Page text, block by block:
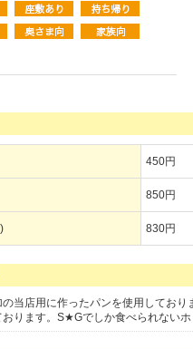
450円
850円
830円
当店用に作ったパンを使用してお
ります。S★Gでしか食べられない